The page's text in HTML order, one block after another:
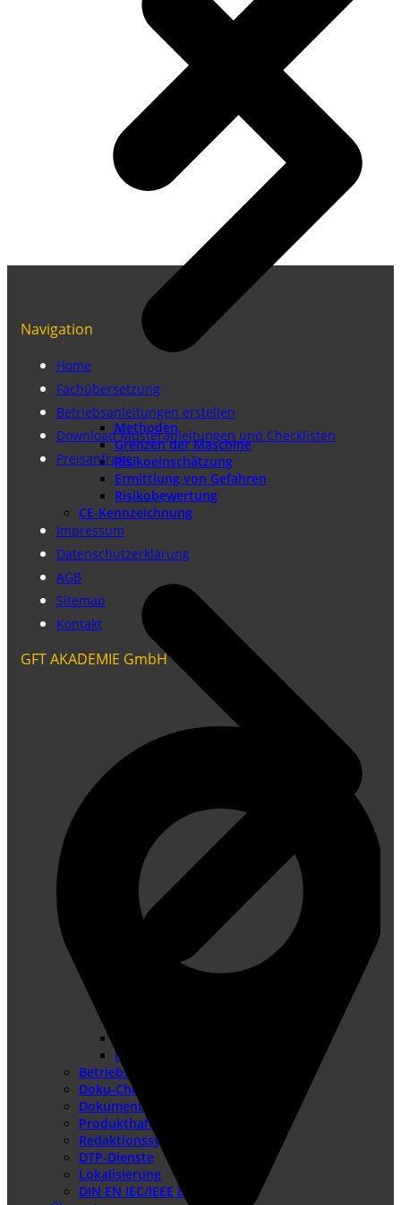
Methoden
Grenzen der Maschine
Risikoeinschätzung
Ermittlung von Gefahren
Risikobewertung
CE-Kennzeichnung
Risikobeurteilung
Betriebsanleitung erstellen
Doku-Check
Dokumentationsüberarbeitung
Produkthaftung USA
Redaktionssysteme
DTP-Dienste
Lokalisierung
DIN EN IEC/IEEE 82079-1
Navigation
Home
Fachübersetzung
Betriebsanleitungen erstellen
Download Musteranleitungen und Checklisten
Preisanfrage
Impressum
Datenschutzerklärung
AGB
Sitemap
Kontakt
GFT AKADEMIE GmbH